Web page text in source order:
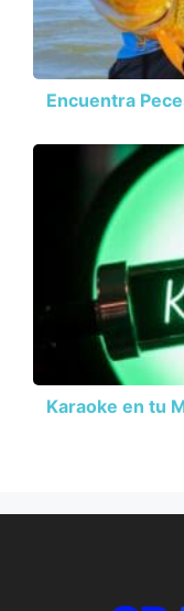
Encuentra
Karaoke en tu